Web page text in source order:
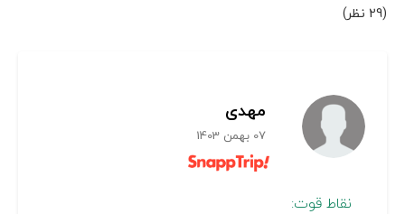
(29 نظر)
مهدی
07 بهمن 1403
نقاط قوت: